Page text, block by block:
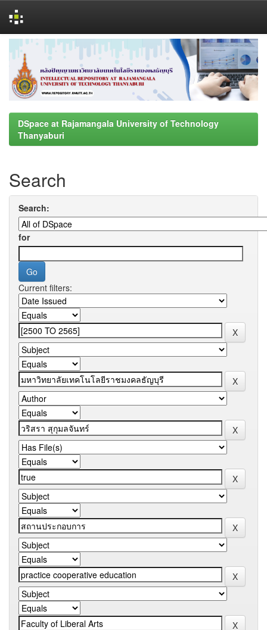
navigation
DSpace at Rajamangala University of Technology
Thanyaburi
Search
Search:
for
Current filters: